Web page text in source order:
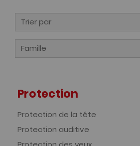
Trier par
Famille
Protection
Protection de la tête
Protection auditive